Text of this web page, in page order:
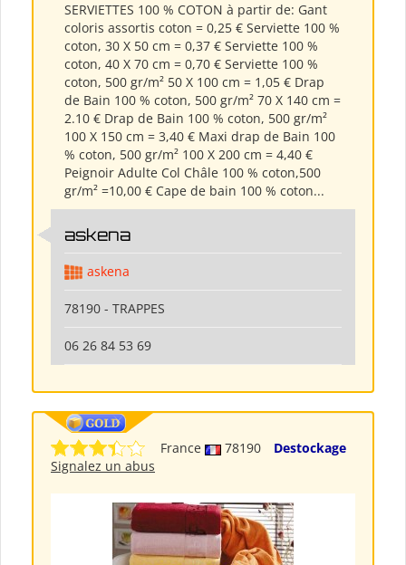
SERVIETTES 100 % COTON à partir de: Gant
coloris assortis coton = 0,25 € Serviette 100 %
coton, 30 X 50 cm = 0,37 € Serviette 100 %
coton, 40 X 70 cm = 0,70 € Serviette 100 %
coton, 500 gr/m² 50 X 100 cm = 1,05 € Drap
de Bain 100 % coton, 500 gr/m² 70 X 140 cm =
2.10 € Drap de Bain 100 % coton, 500 gr/m²
100 X 150 cm = 3,40 € Maxi drap de Bain 100
% coton, 500 gr/m² 100 X 200 cm = 4,40 €
Peignoir Adulte Col Châle 100 % coton,500
gr/m² =10,00 € Cape de bain 100 % coton...
askena
askena
78190 - TRAPPES
06 26 84 53 69
France 78190
Destockage
Signalez un abus